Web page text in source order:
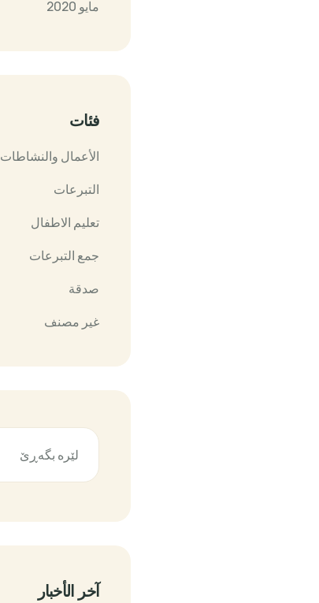
مايو 2020
فئات
الأعمال والنشاطات
التبرعات
تعليم الاطفال
جمع التبرعات
صدقة
غير مصنف
آخر الأخبار